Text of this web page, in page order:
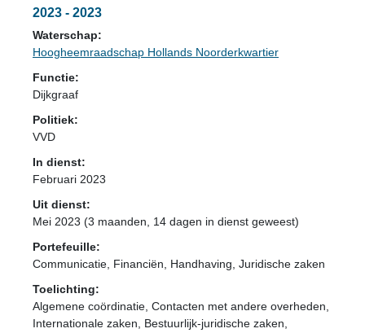
2023 - 2023
Waterschap:
Hoogheemraadschap Hollands Noorderkwartier
Functie:
Dijkgraaf
Politiek:
VVD
In dienst:
Februari 2023
Uit dienst:
Mei 2023 (3 maanden, 14 dagen in dienst geweest)
Portefeuille:
Communicatie, Financiën, Handhaving, Juridische zaken
Toelichting:
Algemene coördinatie, Contacten met andere overheden,
Internationale zaken, Bestuurlijk-juridische zaken,